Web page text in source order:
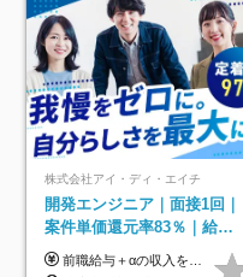
株式会社アイ・ディ・エイチ
開発エンジニア｜面接1回｜
案件単価還元率83％｜給与
UP保証｜年休140日｜在宅
利用率9割｜独立支援・副業
前職給与＋αの収入を保証 月給42万円～120万円＋各種手当＋賞与 給与基準が明確かつ高還元です。 一人ひとりが安定した環境のもと、長く活躍できる職場を目指しています。 ※平均年収650万円 ・還元率83％ ・各種手当について 職能手当／職務手当／資格手当／営業手当 など ※前職での経験・能力、給与などを考慮の上、当社規定により優遇いたします ※試用期間あり（3ヶ月／期間中の条件に変動はありません） ※上記金額には固定残業代（78,948円～225,564円/月30時間分）を含みます 超過分は別途全額支給いたします ・年収UPを保証 過去には転職時に〈年収200万円UP〉したエンジニアも在籍しています。入社時だけでなく、入社後も安心の給与水準で働ける環境です。キャリアや技術力が正当に評価されていないと感じていたら、一度面接でお話ししましょう！ 当社では管理職の人数は最低限にし、無駄な管理をしません。その費用削減分を社員の給与に還元しています！